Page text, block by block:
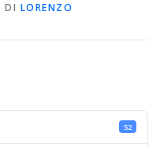
DI LORENZO
52